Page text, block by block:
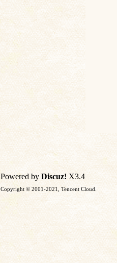
Powered by Discuz! X3.4
Copyright © 2001-2021, Tencent Cloud.